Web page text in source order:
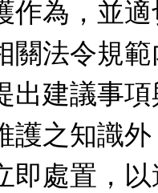
作為，並
關法令規
出建議事
護之知識
即處置，